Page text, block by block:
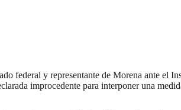
federal y representante de Morena ante el
improcedente para interponer una